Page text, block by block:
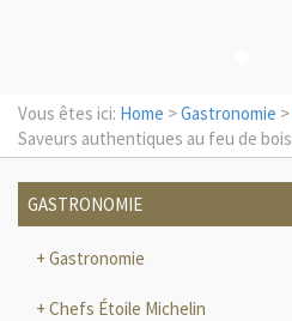
Vous êtes ici: Home >Gastronomie >
Saveurs authentiques au feu de bois
GASTRONOMIE
Gastronomie
Chefs Étoile Michelin